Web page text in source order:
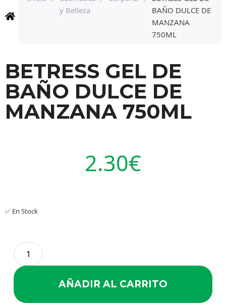
y Belleza
BAÑO DULCE DE
MANZANA
750ML
BETRESS GEL DE
BAÑO DULCE DE
MANZANA 750ML
2.30€
✅ En Stock
AÑADIR AL CARRITO